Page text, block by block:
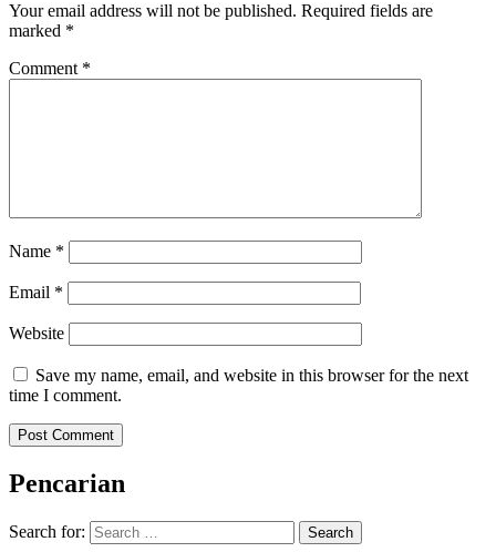
Your email address will not be published. Required fields are
marked *
Comment *
Name *
Email *
Website
Save my name, email, and website in this browser for the next
time I comment.
Pencarian
Search for: